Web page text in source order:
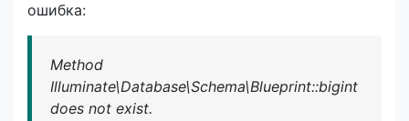
ошибка:
Method
Illuminate\Database\Schema\Blueprint::bigint
does not exist.